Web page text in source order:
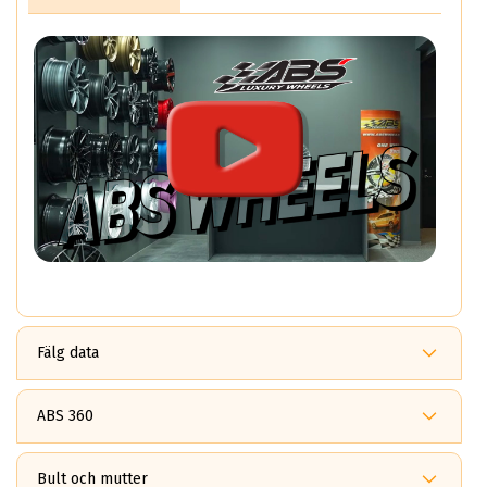
Fälg data
9.5x19
ABS355 GLOSSY BLACK
ET: 35
2899 kr
ABS 360
Fördelar med ABS360?
ABS 360
Bult och mutter